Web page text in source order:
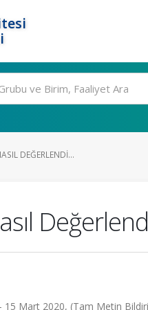
DEĞERLENDI...
15 Mart 2020, (Tam Metin